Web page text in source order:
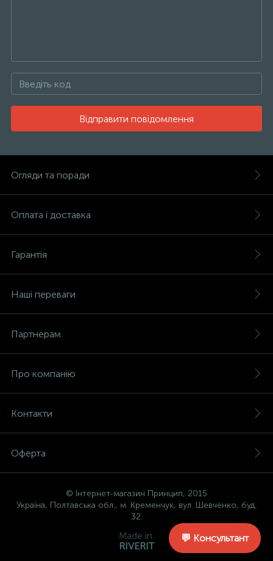
Відправити повідомлення
Огляди та поради
Оплата і доставка
Гарантія
Наші переваги
Партнерам
Про компанію
Контакти
Оферта
© Інтернет-магазин Принцип, 2015
Україна, Полтавська обл., м. Кременчук, вул. Шевченко, буд.
32.
Made in
RIVERIT
💬 Консультант